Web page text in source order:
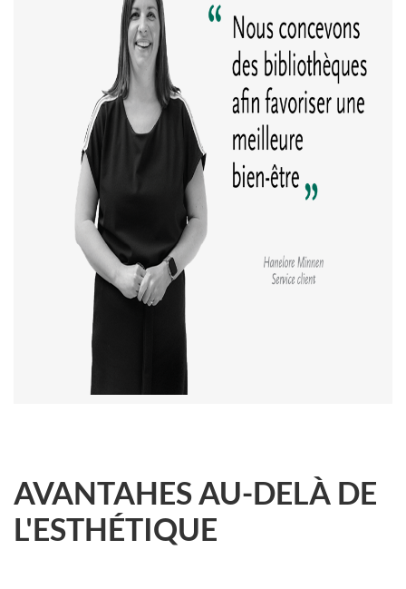
AVANTAHES AU-DELÀ DE
L'ESTHÉTIQUE